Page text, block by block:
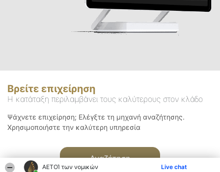
ΑΕΤΟΊ των νομικών Live chat
Βρείτε επιχείρηση
Η κατάταξη περιλαμβάνει τους καλύτερους στον κλάδο
Ψάχνετε επιχείρηση; Ελέγξτε τη μηχανή αναζήτησης.
Χρησιμοποιήστε την καλύτερη υπηρεσία
Αναζήτηση